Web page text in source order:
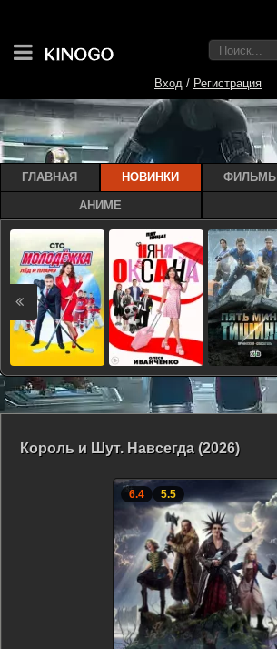
Король и Шут. Навсегда (2026)
6.4 5.5
Вход / Регистрация
ГЛАВНАЯ НОВИНКИ ФИЛЬМЫ
АНИМЕ